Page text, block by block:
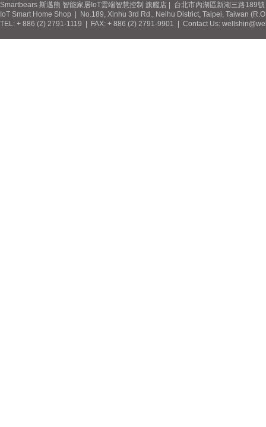
Smartbears 斯邁熊 智能家居IoT雲端智慧控制 旗艦店 | 台北市內湖區新湖三路189
IoT Smart Home Shop | No.189, Xinhu 3rd Rd., Neihu District, Taipei, Taiwan
TEL: + 886 (2) 2791-1119 | FAX: + 886 (2) 2791-9901 | Contact Us: